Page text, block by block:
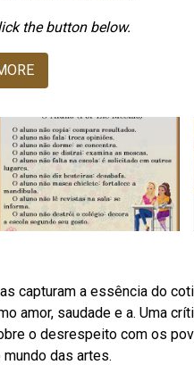
the button below.
capturam a essência do
amor, saudade e a. Uma
o desrespeito com os
das artes.